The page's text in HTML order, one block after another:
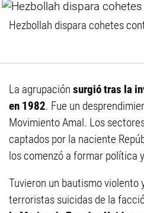
Hezbollah dispara cohetes
La agrupación surgió tras la
en 1982. Fue un
Movimiento Amal. Los
captados por la naciente
los comenzó a formar política
Tuvieron un bautismo violento
terroristas suicidas de la